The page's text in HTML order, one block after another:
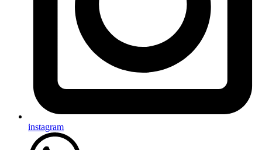
instagram